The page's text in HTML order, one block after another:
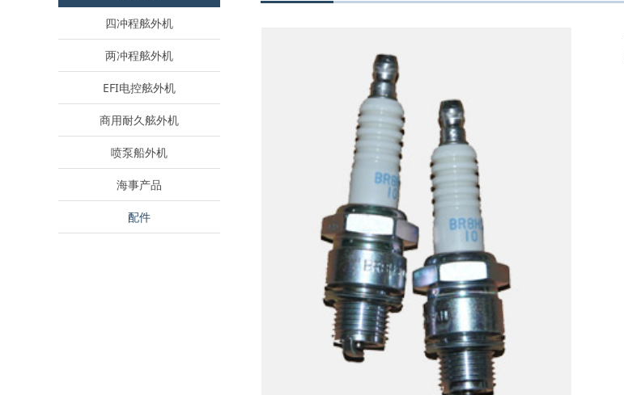
四冲程舷外机
两冲程舷外机
EFI电控舷外机
商用耐久舷外机
喷泵船外机
海事产品
配件